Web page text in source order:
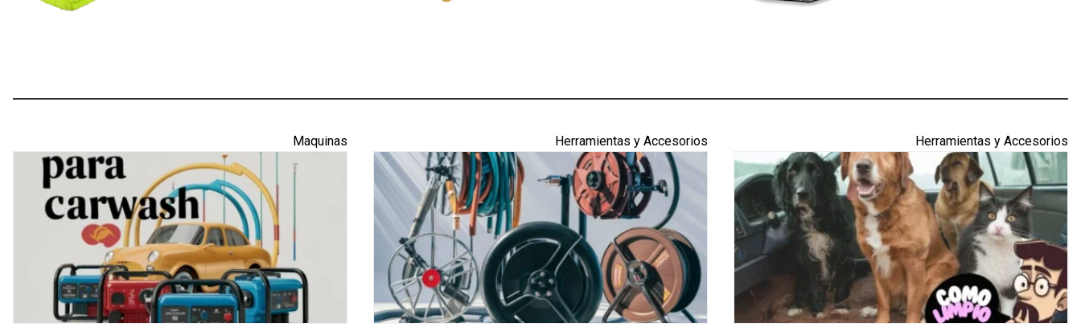
Maquinas Herramientas y Accesorios Herramientas y Accesorios